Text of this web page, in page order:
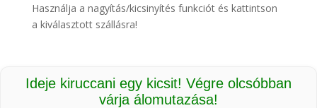
Használja a nagyítás/kicsinyítés funkciót és kattintson
a kiválasztott szállásra!
Ideje kiruccani egy kicsit! Végre olcsóbban
várja álomutazása!